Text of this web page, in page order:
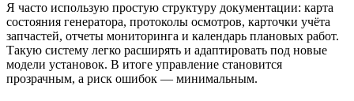
Я часто использую простую структуру документации: карта
состояния генератора, протоколы осмотров, карточки учёта
запчастей, отчеты мониторинга и календарь плановых работ.
Такую систему легко расширять и адаптировать под новые
модели установок. В итоге управление становится
прозрачным, а риск ошибок — минимальным.